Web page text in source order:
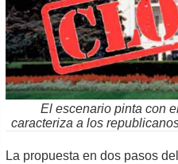
El escenario pinta con
caracteriza a los
La propuesta en dos pasos